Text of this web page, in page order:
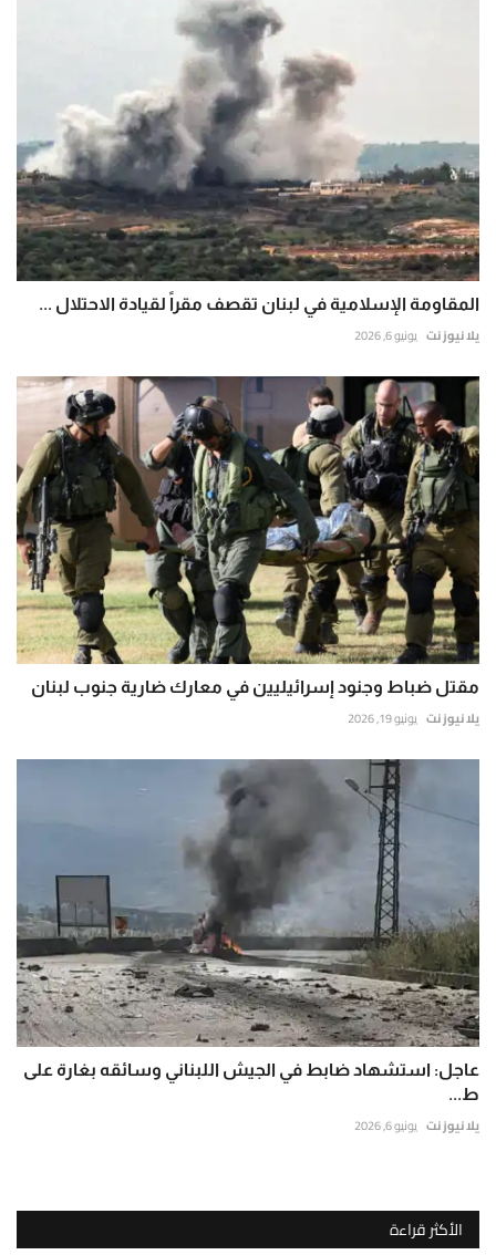
المقاومة الإسلامية في لبنان تقصف مقراً لقيادة الاحتلال ...
يلا نيوز نت يونيو 6, 2026
مقتل ضباط وجنود إسرائيليين في معارك ضارية جنوب لبنان
يلا نيوز نت يونيو 19, 2026
عاجل: استشهاد ضابط في الجيش اللبناني وسائقه بغارة على
ط...
يلا نيوز نت يونيو 6, 2026
الأكثر قراءة